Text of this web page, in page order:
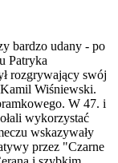
bardzo udany - po
Patryka
rozgrywający swój
Wiśniewski.
W 47. i
wykorzystać
wskazywały
przez "Czarne